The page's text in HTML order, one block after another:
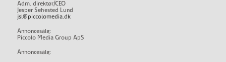
Adm. direktør/CEO
Jesper Sehested Lund
jsl@piccolomedia.dk
Annoncesalg:
Piccolo Media Group ApS
Annoncesalg: